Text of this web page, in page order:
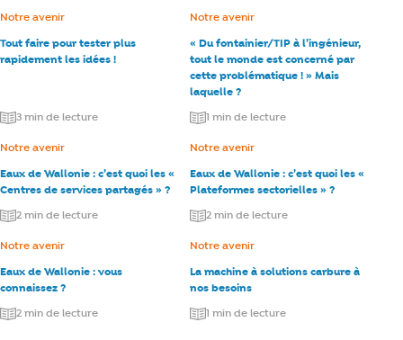
Tout faire pour tester plus
rapidement les idées !
Catégorie :
Notre avenir
3 min de lecture
« Du fontainier/TIP à l’ingénieur,
tout le monde est concerné par
cette problématique ! » Mais
laquelle ?
Catégorie :
Notre avenir
1 min de lecture
Eaux de Wallonie : c’est quoi les «
Centres de services partagés » ?
Catégorie :
Notre avenir
2 min de lecture
Eaux de Wallonie : c’est quoi les «
Plateformes sectorielles » ?
Catégorie :
Notre avenir
2 min de lecture
Eaux de Wallonie : vous
connaissez ?
Catégorie :
Notre avenir
2 min de lecture
La machine à solutions carbure à
nos besoins
Catégorie :
Notre avenir
1 min de lecture